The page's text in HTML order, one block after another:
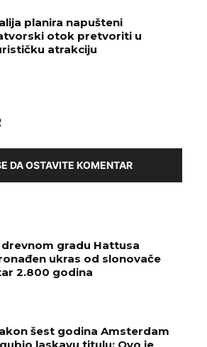
planira napušteni
otok pretvoriti u
atrakciju
DA OSTAVITE KOMENTAR
drevnom gradu Hattusa
ukras od slonovače
2.800 godina
šest godina Amsterdam